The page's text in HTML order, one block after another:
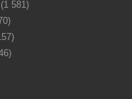
(1 581)